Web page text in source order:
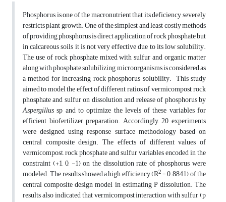
Phosphorus is one of the macronutrient that its deficiency severely
restricts plant growth. One of the simplest and least costly methods
of providing phosphorus is direct application of rock phosphate but
in calcareous soils it is not very effective due to its low solubility.
The use of rock phosphate mixed with sulfur and organic matter
along with phosphate solubilizing microorganisms is considered as
a method for increasing rock phosphorus solubility. This study
aimed to model the effect of different ratios of vermicompost, rock
phosphate and sulfur on dissolution and release of phosphorus by
Aspergillussp and to optimize the levels of these variables for
efficient biofertilizer preparation. Accordingly, 20 experiments
were designed using response surface methodology based on
central composite design. The effects of different values ​​of
vermicompost, rock phosphate and sulfur variables encoded in the
constraint (+1, 0, -1) on the dissolution rate of phosphorus were
modeled. The results showed a high efficiency (R2= 0.8841) of the
central composite design model in estimating P dissolution. The
results also indicated that vermicompost interaction with sulfur (p